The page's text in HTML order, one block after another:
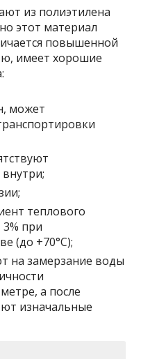
из полиэтилена
этот материал
повышенной
имеет хорошие
может
теплового
при
(до +70°C);
на замерзание воды
а после
изначальные